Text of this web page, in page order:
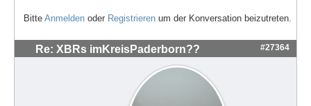
Bitte Anmelden oder Registrieren um der Konversation beizutreten.
Re: XBRs imKreisPaderborn?? #27364